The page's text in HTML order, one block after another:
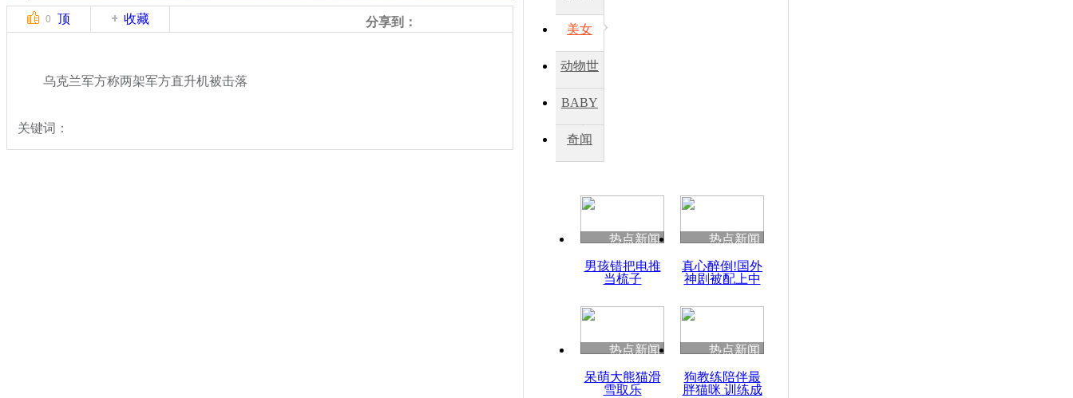
0 顶 收藏 分享到：
乌克兰军方称两架军方直升机被击落
关键词：
美女
动物世
BABY
秀
奇闻
热点新闻
男孩错把电推
当梳子
热点新闻
真心醉倒!国外
神剧被配上中
热点新闻
呆萌大熊猫滑
雪取乐
热点新闻
狗教练陪伴最
胖猫咪 训练成